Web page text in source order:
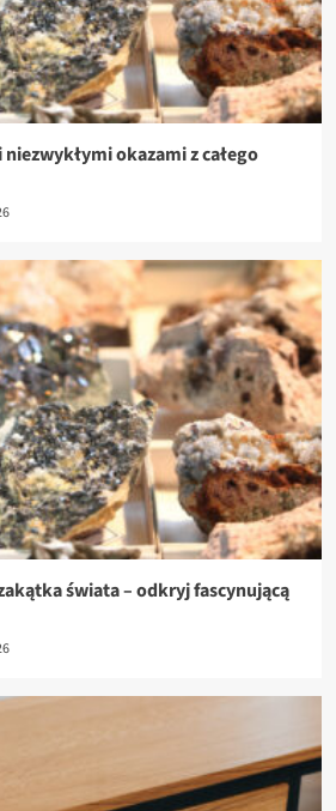
okazami z całego
świata – odkryj fascynującą